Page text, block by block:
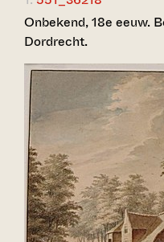
Onbekend, 18e eeuw.
Dordrecht.